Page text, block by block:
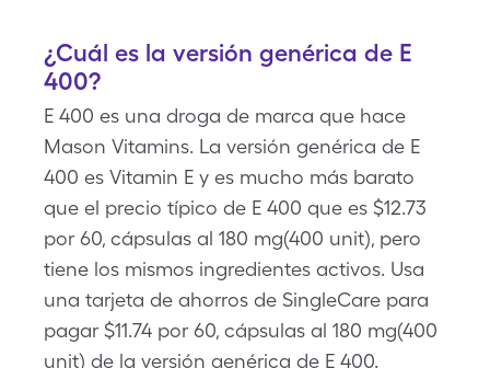
¿Cuál es la versión genérica de E
400?
E 400 es una droga de marca que hace
Mason Vitamins. La versión genérica de E
400 es Vitamin E y es mucho más barato
que el precio típico de E 400 que es $12.73
por 60, cápsulas al 180 mg(400 unit), pero
tiene los mismos ingredientes activos. Usa
una tarjeta de ahorros de SingleCare para
pagar $11.74 por 60, cápsulas al 180 mg(400
unit) de la versión genérica de E 400.